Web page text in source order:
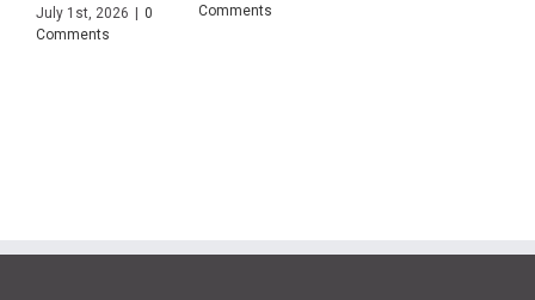
July 1st, 2026 | 0
Comments
Comments